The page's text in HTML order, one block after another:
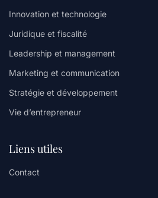
Innovation et technologie
Juridique et fiscalité
Leadership et management
Marketing et communication
Stratégie et développement
Vie d’entrepreneur
Liens utiles
Contact